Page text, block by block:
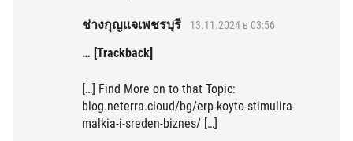
ช่างกุญแจเพชรบุรี 13.11.2024 в 03:56
… [Trackback]
[…] Find More on to that Topic:
blog.neterra.cloud/bg/erp-koyto-stimulira-
malkia-i-sreden-biznes/ […]